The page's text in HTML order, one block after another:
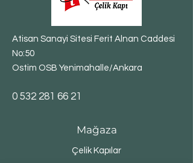
Atisan Sanayi Sitesi Ferit Alnan Caddesi
No:50
Ostim OSB Yenimahalle/Ankara
​0 532 281 66 21
Mağaza
Çelik Kapılar